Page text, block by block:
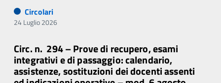
Circolari
24 Luglio 2026
Circ. n. 294 – Prove di recupero, esami
integrativi e di passaggio: calendario,
assistenze, sostituzioni dei docenti assenti